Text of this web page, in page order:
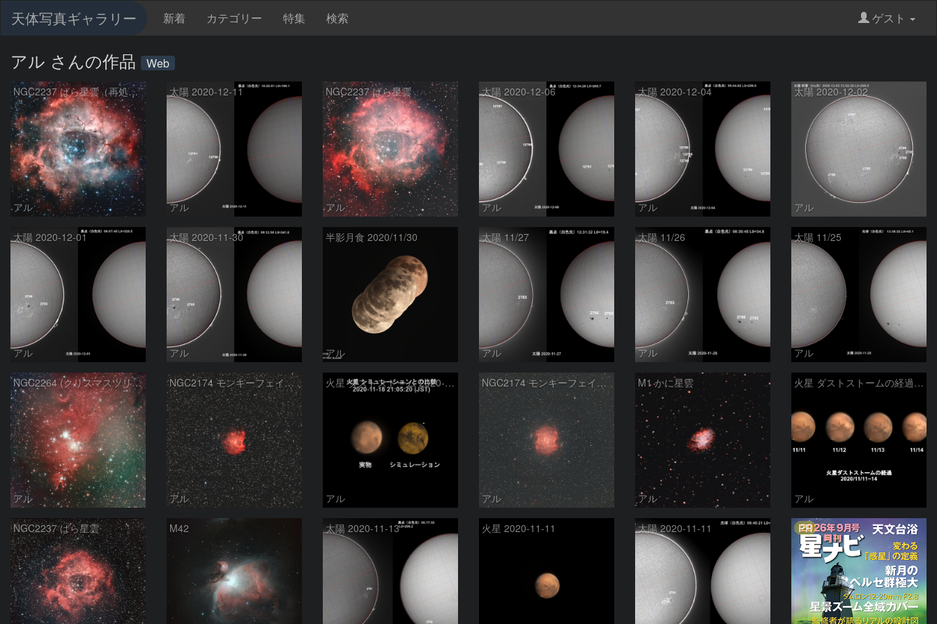
天体写真ギャラリー 新着 カテゴリー 特集 検索 ゲスト
アル さんの作品 Web
NGC2237 ばら星雲（再処理）
アル
太陽 2020-12-11
アル
NGC2237 ばら星雲
アル
太陽 2020-12-06
アル
太陽 2020-12-04
アル
太陽 2020-12-02
アル
太陽 2020-12-01
アル
太陽 2020-11-30
アル
半影月食 2020/11/30
アル
太陽 11/27
アル
太陽 11/26
アル
太陽 11/25
アル
NGC2264 (クリスマスツリー星団とコーン星雲)
アル
NGC2174 モンキーフェイス星雲
アル
火星 ダストストーム 2020-11-18 21:05:20
アル
NGC2174 モンキーフェイス星雲 (コンポジット失敗)
アル
M1 かに星雲
アル
火星 ダストストームの経過 2020/11/11~11/14
アル
NGC2237 ばら星雲 M42 太陽 2020-11-13 火星 2020-11-11 太陽 2020-11-11 PR